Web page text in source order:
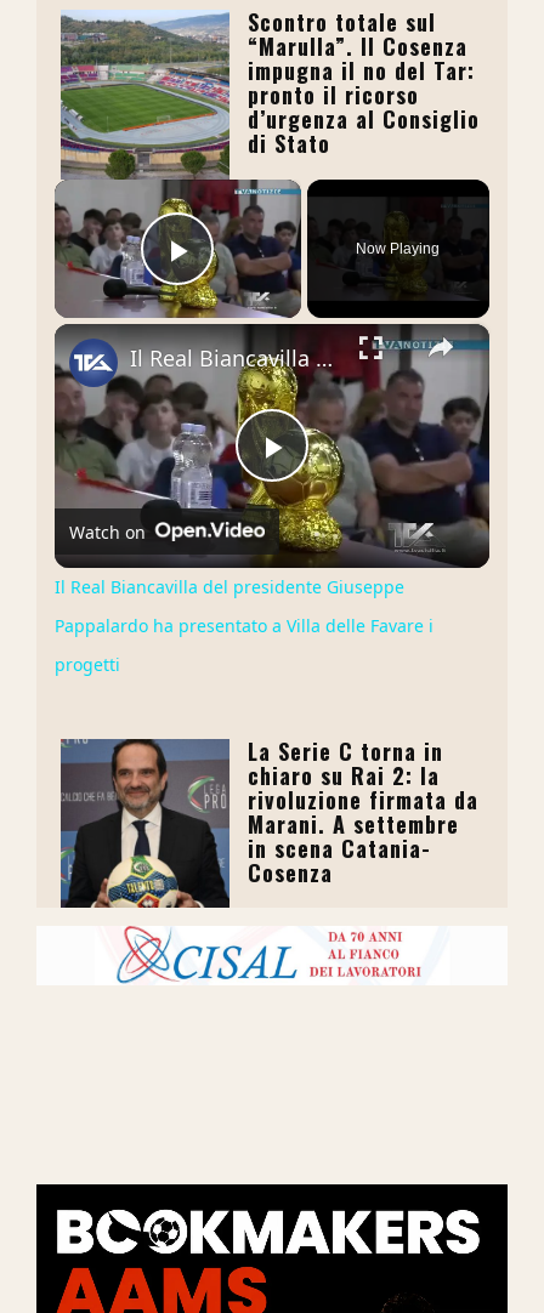
Scontro totale sul
“Marulla”. Il Cosenza
impugna il no del Tar:
pronto il ricorso
d’urgenza al Consiglio
di Stato
×
Play Video
Now Playing
×
Play
Video
Il Real Biancavilla del presidente Giuseppe Pappalardo ha presentato a Villa delle Favare i progetti
Watch on
Il Real Biancavilla del presidente Giuseppe
Pappalardo ha presentato a Villa delle Favare i
progetti
La Serie C torna in
chiaro su Rai 2: la
rivoluzione firmata da
Marani. A settembre
in scena Catania-
Cosenza